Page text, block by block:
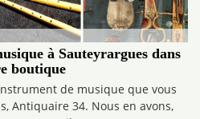
à Sauteyrargues dans
boutique
de musique que vous
Antiquaire 34. Nous en avons,